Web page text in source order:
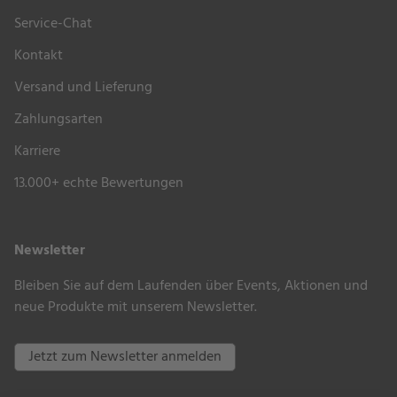
“SOMBRANO
Durchmesser Mast: 6,6 x 9,5 cm
Durchgangshöhe: 210 cm
Gesamthöhe: 300 cm
Nettogewicht: 33,2 kg
Zubehör & Extras
Zur Befestigung Ihres Freiarmschimes können Sie
einen Sockel M4 (Ständerkreuz mit einlegbaren
Gartenplatten und optionalen Rollen)
alternativ eineBodenhülsemit entsprechendem
Service-Chat
Kontakt
Versand und Lieferung
Zahlungsarten
Karriere
13.000+ echte Bewertungen
Newsletter
Bleiben Sie auf dem Laufenden über Events, Aktionen und
neue Produkte mit unserem Newsletter.
Jetzt zum Newsletter anmelden